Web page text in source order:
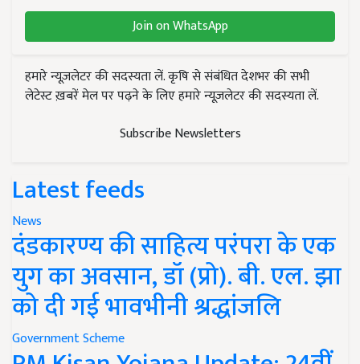
Join on WhatsApp
हमारे न्यूज़लेटर की सदस्यता लें. कृषि से संबंधित देशभर की सभी
लेटेस्ट ख़बरें मेल पर पढ़ने के लिए हमारे न्यूज़लेटर की सदस्यता लें.
Subscribe Newsletters
Latest feeds
News
दंडकारण्य की साहित्य परंपरा के एक
युग का अवसान, डॉ (प्रो). बी. एल. झा
को दी गई भावभीनी श्रद्धांजलि
Government Scheme